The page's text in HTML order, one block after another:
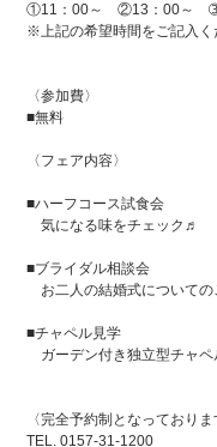
①11：00～ ②13：00～
※上記の希望時間をご記入く
〈参加費〉
■無料
〈フェア内容〉
■ハーフコース試食会
気になる味をチェック♬
■ブライダル相談会
お二人の結婚式についての
■チャペル見学
ガーデン付き独立型チャペ
〈完全予約制となっておりま
TEL. 0157-31-1200